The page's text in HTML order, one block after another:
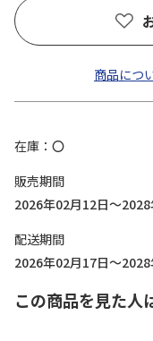
商品につ
在庫
〇
販売期間
2026年02月12日～
配送期間
2026年02月17日～
この商品を見た人